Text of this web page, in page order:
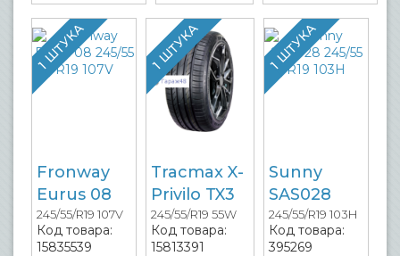
1 ШТУКА
Fronway
Eurus 08
245/55/R19 107V
Код товара:
15835539
1 ШТУКА
Tracmax X-
Privilo TX3
245/55/R19 55W
Код товара:
15813391
1 ШТУКА
Sunny
SAS028
245/55/R19 103H
Код товара:
395269